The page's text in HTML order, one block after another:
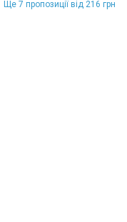
Ще 7 пропозиції від 216 грн